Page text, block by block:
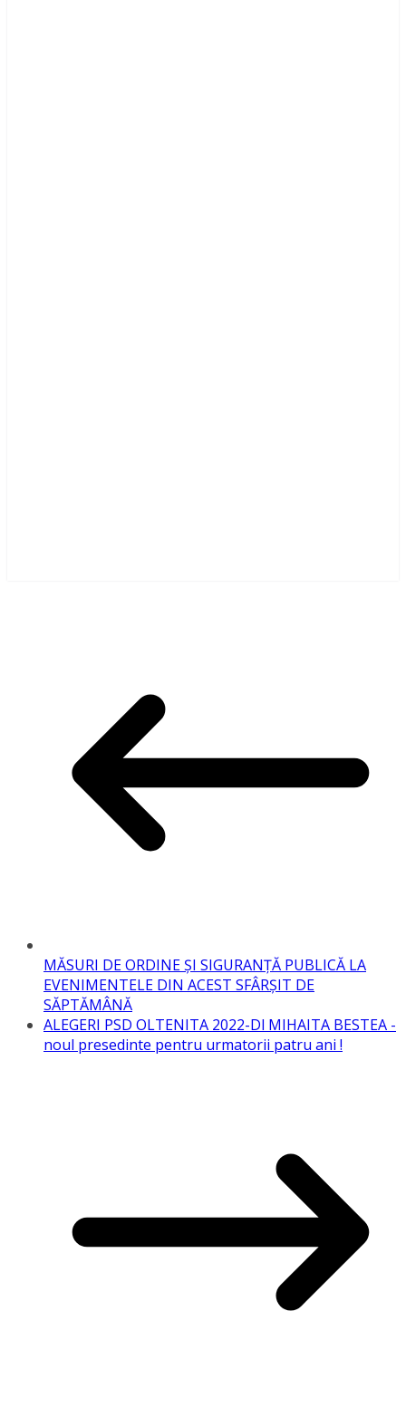
MĂSURI DE ORDINE ȘI SIGURANȚĂ PUBLICĂ LA
EVENIMENTELE DIN ACEST SFÂRȘIT DE
SĂPTĂMÂNĂ
ALEGERI PSD OLTENITA 2022-Dl MIHAITA BESTEA -
noul presedinte pentru urmatorii patru ani !